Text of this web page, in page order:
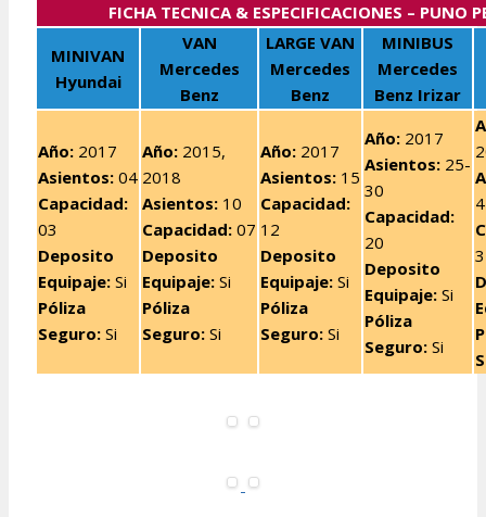
FICHA TECNICA & ESPECIFICACIONES – PUNO
MINIVAN
Hyundai
VAN
Mercedes
Benz
LARGE VAN
Mercedes
Benz
MINIBUS
Mercedes
Benz Irizar
Año: 2017
Asientos: 04
Capacidad:
03
Deposito
Equipaje: Si
Póliza
Seguro: Si
Año: 2015,
2018
Asientos: 10
Capacidad: 07
Deposito
Equipaje: Si
Póliza
Seguro: Si
Año: 2017
Asientos: 15
Capacidad:
12
Deposito
Equipaje: Si
Póliza
Seguro: Si
Año: 2017
Asientos: 25-
30
Capacidad:
20
Deposito
Equipaje: Si
Póliza
Seguro: Si